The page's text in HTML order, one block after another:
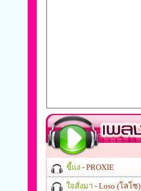
ขี้แง - PROXIE
ใจสั่งมา - Loso (โลโซ)